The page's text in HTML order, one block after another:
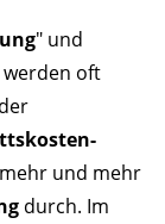
" und
oft
und mehr
durch. Im